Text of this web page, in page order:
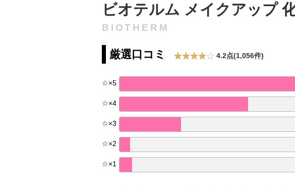
ビオテルム メイクアップ
BIOTHERM
厳選口コミ 4.2点(1,056件)
☆×5
☆×4
☆×3
☆×2
☆×1